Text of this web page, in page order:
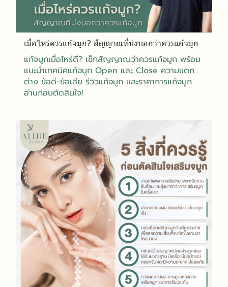
เมื่อไหร่ควรแก้จมูก? สัญญาณที่บ่งบอกว่าควรแก้จมูก
แก้จมูกเมื่อไหร่ดี? เช็กสัญญาณว่าควรแก้จมูก พร้อม
แนะนำเทคนิคแก้จมูก Open และ Close ความแตก
ต่าง ข้อดี-ข้อเสีย รีวิวแก้จมูก และราคาการแก้จมูก
อ่านก่อนตัดสินใจ!